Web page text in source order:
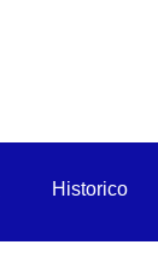
Historico